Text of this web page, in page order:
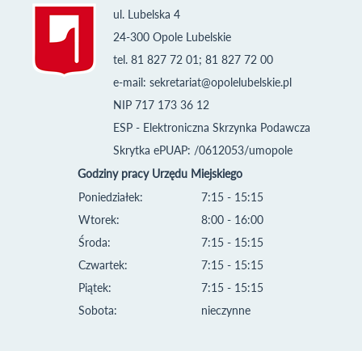
ul. Lubelska 4
24-300 Opole Lubelskie
tel. 81 827 72 01; 81 827 72 00
e-mail: sekretariat@opolelubelskie.pl
NIP 717 173 36 12
ESP - Elektroniczna Skrzynka Podawcza
Skrytka ePUAP: /0612053/umopole
Godziny pracy Urzędu Miejskiego
Poniedziałek:
Wtorek:
Środa:
Czwartek:
Piątek:
Sobota:
7:15 - 15:15
8:00 - 16:00
7:15 - 15:15
7:15 - 15:15
7:15 - 15:15
nieczynne